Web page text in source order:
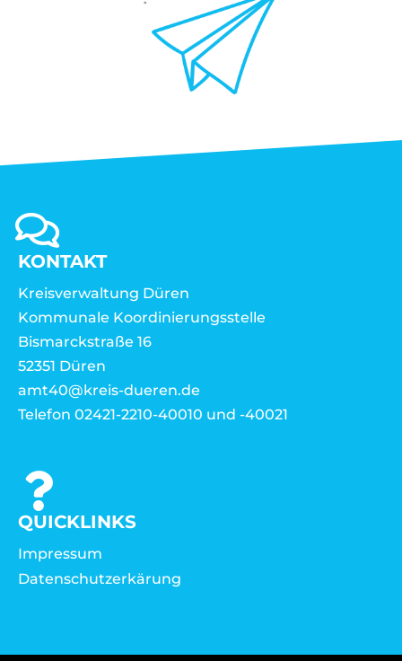
KONTAKT
Kreisverwaltung Düren
Kommunale Koordinierungsstelle
Bismarckstraße 16
52351 Düren
amt40@kreis-dueren.de
Telefon 02421-2210-40010 und -40021
QUICKLINKS
Impressum
Datenschutzerkärung